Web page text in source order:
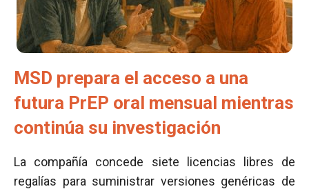
MSD prepara el acceso a una
futura PrEP oral mensual mientras
continúa su investigación
La compañía concede siete licencias libres de
regalías para suministrar versiones genéricas de